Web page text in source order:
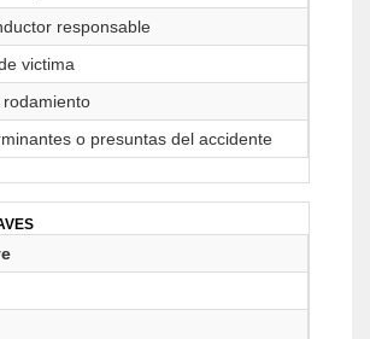
responsable
victima
o presuntas del accidente